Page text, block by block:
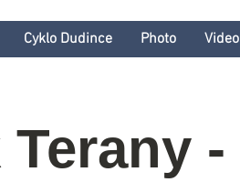
Cyklo Dudince Photo Video
-